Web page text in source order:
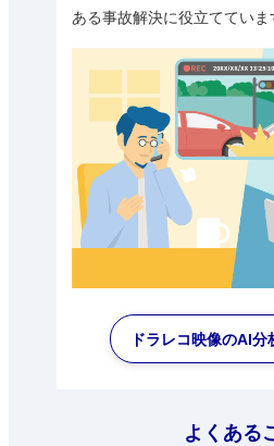
ある事故解決に役立てていま
ドラレコ映像のAI分
よくある